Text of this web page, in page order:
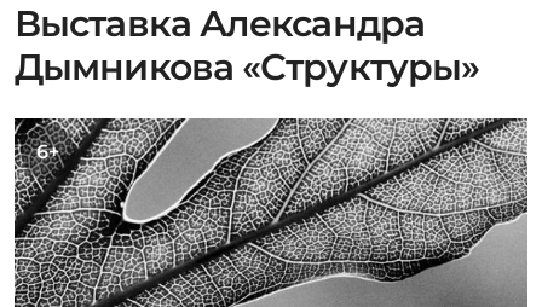
Выставка Александра
Дымникова «Структуры»
6+